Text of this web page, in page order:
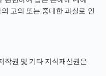
고의 또는 중대한 과실로 인
작권 및 기타 지식재산권은